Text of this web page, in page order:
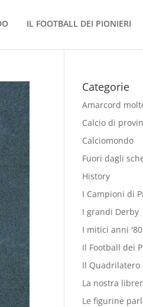
IL FOOTBALL DEI PIONIERI
Categorie
Amarcord
Calcio di
Calciomondo
Fuori dagli
History
I Campioni di
I grandi Derby
I mitici anni '80
Il Football dei
Il Quadrilatero
La nostra
Le figurine